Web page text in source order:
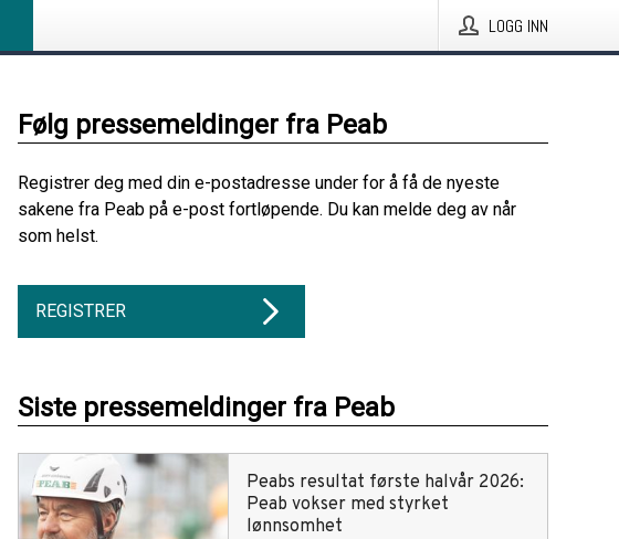
LOGG INN
Følg pressemeldinger fra Peab
Registrer deg med din e-postadresse under for å få de nyeste
sakene fra Peab på e-post fortløpende. Du kan melde deg av når
som helst.
REGISTRER
Siste pressemeldinger fra Peab
Peabs resultat første halvår 2026:
Peab vokser med styrket
lønnsomhet